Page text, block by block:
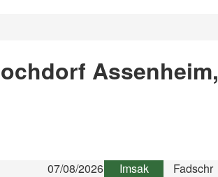
07/08/2026 Imsak Fadschr